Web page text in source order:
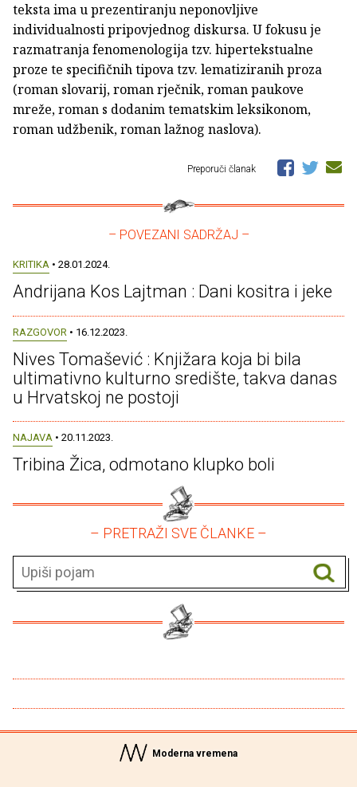
teksta ima u prezentiranju neponovljive
individualnosti pripovjednog diskursa. U fokusu je
razmatranja fenomenologija tzv. hipertekstualne
proze te specifičnih tipova tzv. lematiziranih proza
(roman slovarij, roman rječnik, roman paukove
mreže, roman s dodanim tematskim leksikonom,
roman udžbenik, roman lažnog naslova).
Preporuči članak
– POVEZANI SADRŽAJ –
KRITIKA • 28.01.2024.
Andrijana Kos Lajtman : Dani kositra i jeke
RAZGOVOR • 16.12.2023.
Nives Tomašević : Knjižara koja bi bila
ultimativno kulturno središte, takva danas
u Hrvatskoj ne postoji
NAJAVA • 20.11.2023.
Tribina Žica, odmotano klupko boli
– PRETRAŽI SVE ČLANKE –
Moderna vremena